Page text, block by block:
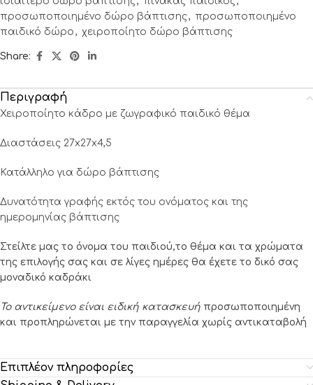
προσωποποιημένο δώρο βάπτισης, προσωποποιημένο
παιδικό δώρο , χειροποίητο δώρο βάπτισης
Share:
Περιγραφή
Χειροποίητο κάδρο με ζωγραφικό παιδικό θέμα
Διαστάσεις 27x27x4,5
Κατάλληλο για δώρο βάπτισης
Δυνατότητα γραφής εκτός του ονόματος και της
ημερομηνίας βάπτισης
Στείλτε μας το όνομα του παιδιού,το θέμα και τα χρώματα
της επιλογής σας και σε λίγες ημέρες θα έχετε το δικό σας
μοναδικό καδράκι
Το αντικείμενο είναι ειδική κατασκευή προσωποποιημένη
και προπληρώνεται με την παραγγελία χωρίς αντικαταβολή
Επιπλέον πληροφορίες